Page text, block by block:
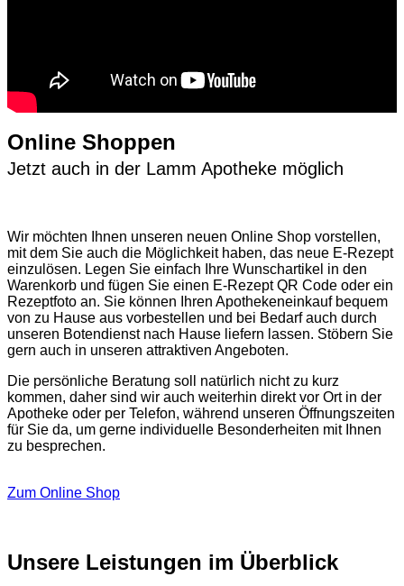
Online Shoppen
Jetzt auch in der Lamm Apotheke möglich
Wir möchten Ihnen unseren neuen Online Shop vorstellen,
mit dem Sie auch die Möglichkeit haben, das neue E-Rezept
einzulösen. Legen Sie einfach Ihre Wunschartikel in den
Warenkorb und fügen Sie einen E-Rezept QR Code oder ein
Rezeptfoto an. Sie können Ihren Apothekeneinkauf bequem
von zu Hause aus vorbestellen und bei Bedarf auch durch
unseren Botendienst nach Hause liefern lassen. Stöbern Sie
gern auch in unseren attraktiven Angeboten.
Die persönliche Beratung soll natürlich nicht zu kurz
kommen, daher sind wir auch weiterhin direkt vor Ort in der
Apotheke oder per Telefon, während unseren Öffnungszeiten
für Sie da, um gerne individuelle Besonderheiten mit Ihnen
zu besprechen.
Zum Online Shop
Unsere Leistungen im Überblick